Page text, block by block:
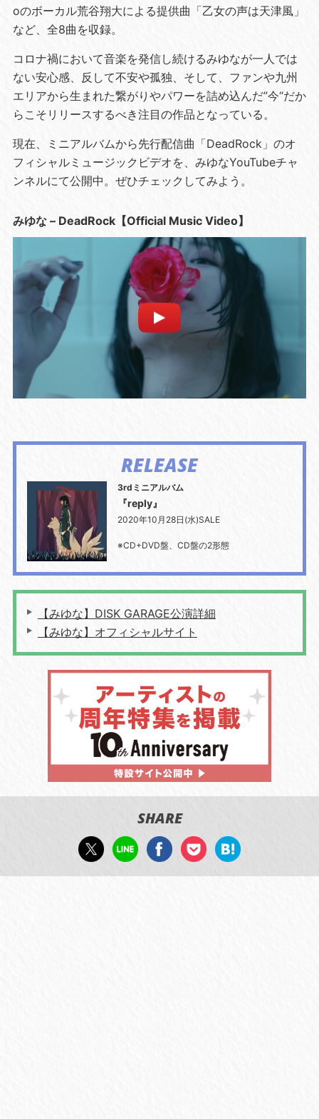
oのボーカル荒谷翔大による提供曲「乙女の声は天津風」
など、全8曲を収録。
コロナ禍において音楽を発信し続けるみゆなが一人では
ない安心感、反して不安や孤独、そして、ファンや九州
エリアから生まれた繋がりやパワーを詰め込んだ”今“だか
らこそリリースするべき注目の作品となっている。
現在、ミニアルバムから先行配信曲「DeadRock」のオ
フィシャルミュージックビデオを、みゆなYouTubeチャ
ンネルにて公開中。ぜひチェックしてみよう。
みゆな – DeadRock【Official Music Video】
RELEASE
3rdミニアルバム
『reply』
2020年10月28日(水)SALE
※CD+DVD盤、CD盤の2形態
【みゆな】DISK GARAGE公演詳細
【みゆな】オフィシャルサイト
SHARE